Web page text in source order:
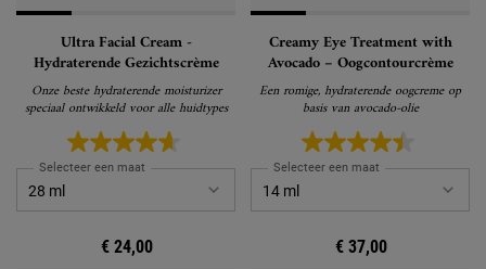
Ultra Facial Cream -
Hydraterende Gezichtscrème
Onze beste hydraterende moisturizer
speciaal ontwikkeld voor alle huidtypes
Selecteer een maat
€ 24,00
Creamy Eye Treatment with
Avocado – Oogcontourcrème
Een romige, hydraterende oogcreme op
basis van avocado-olie
Selecteer een maat
€ 37,00